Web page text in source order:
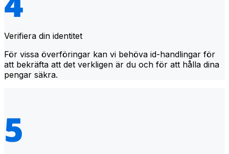
Verifiera din identitet
För vissa överföringar kan vi behöva id-handlingar för
att bekräfta att det verkligen är du och för att hålla dina
pengar säkra.